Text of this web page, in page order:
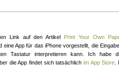
Link auf den Artikel Print Your Own
eine App für das iPhone vorgestellt, die
Tastatur interpretieren kann. Ich habe
die App findet sich tatsächlich im App Store